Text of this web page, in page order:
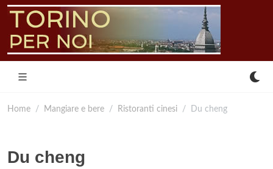
Home Mangiare e bere Ristoranti cinesi Du cheng
Du cheng